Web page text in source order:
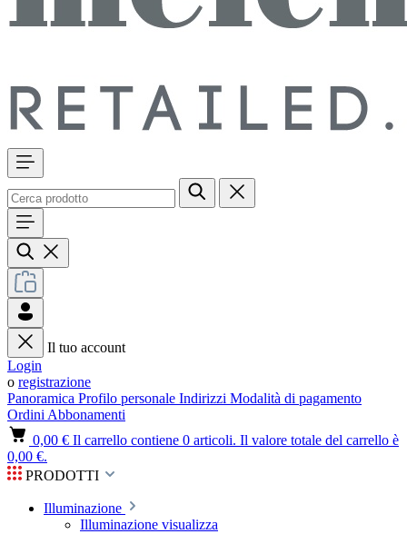
Il tuo account
Login
o registrazione
Panoramica Profilo personale Indirizzi Modalità di pagamento
Ordini Abbonamenti
0,00 € Il carrello contiene 0 articoli. Il valore totale del carrello è
0,00 €.
PRODOTTI
Illuminazione
Illuminazione visualizza